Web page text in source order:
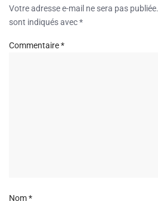
Votre adresse e-mail ne sera pas publiée.
sont indiqués avec*
Commentaire*
Nom*